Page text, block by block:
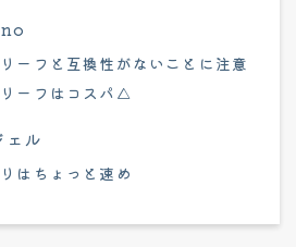
ーフと互換性がないことに注意
ーフはコスパ△
ェル
はちょっと速め